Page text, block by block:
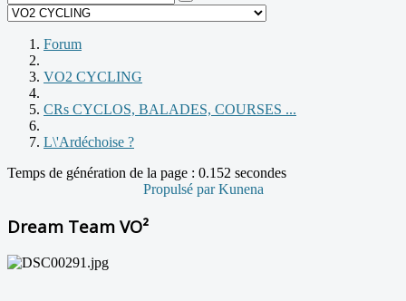
Forum
VO2 CYCLING
CRs CYCLOS, BALADES, COURSES ...
L\'Ardéchoise ?
Temps de génération de la page : 0.152 secondes
Propulsé parKunena
Dream Team VO²